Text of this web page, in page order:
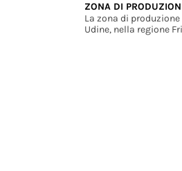
ZONA DI
La zona di
Udine, nella regione